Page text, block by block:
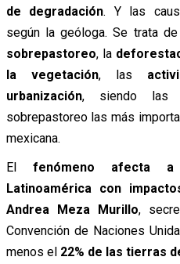
de degradación. Y las
según la geóloga. Se trata de
sobrepastoreo, la
la vegetación, las
urbanización, siendo las
sobrepastoreo las más
mexicana.
El fenómeno afecta
Latinoamérica con
Andrea Meza Murillo,
Convención de Naciones
menos el22% de las tierras